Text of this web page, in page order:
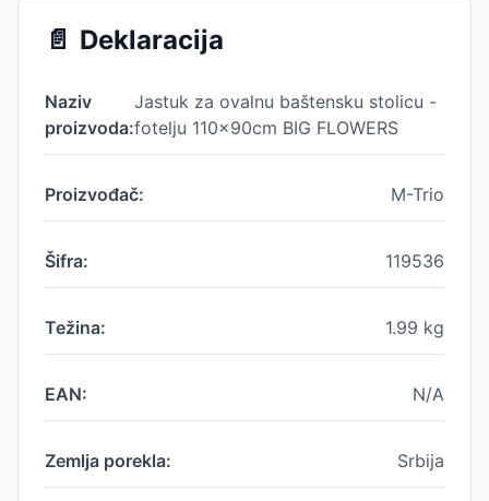
📄 Deklaracija
Naziv
proizvoda:
Jastuk za ovalnu baštensku stolicu -
fotelju 110x90cm BIG FLOWERS
Proizvođač: M-Trio
Šifra: 119536
Težina: 1.99 kg
EAN: N/A
Zemlja porekla: Srbija